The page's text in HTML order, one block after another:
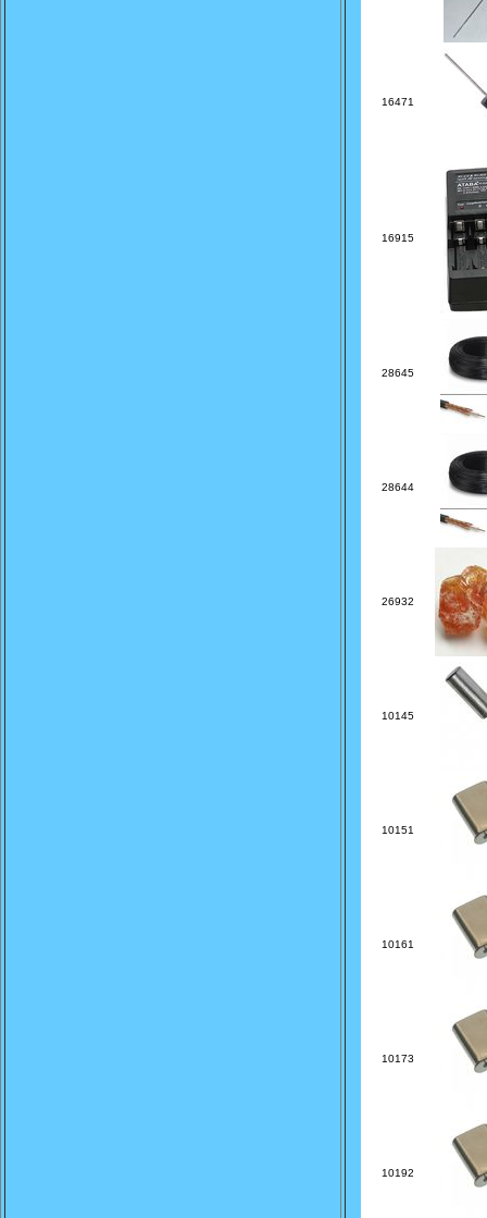
16471
16915
28645
28644
26932
10145
10151
10161
10173
10192